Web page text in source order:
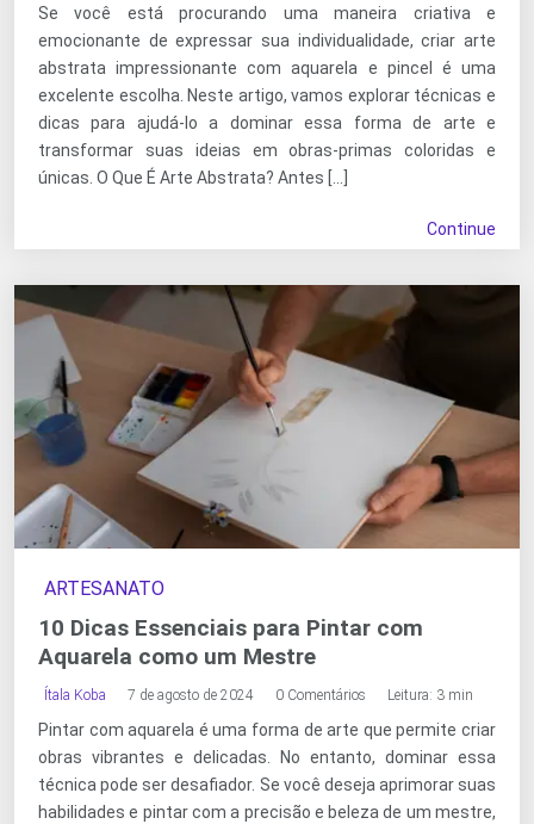
Se você está procurando uma maneira criativa e
emocionante de expressar sua individualidade, criar arte
abstrata impressionante com aquarela e pincel é uma
excelente escolha. Neste artigo, vamos explorar técnicas e
dicas para ajudá-lo a dominar essa forma de arte e
transformar suas ideias em obras-primas coloridas e
únicas. O Que É Arte Abstrata? Antes […]
Continue
ARTESANATO
10 Dicas Essenciais para Pintar com
Aquarela como um Mestre
Ítala Koba 7 de agosto de 2024 0 Comentários Leitura: 3 min
Pintar com aquarela é uma forma de arte que permite criar
obras vibrantes e delicadas. No entanto, dominar essa
técnica pode ser desafiador. Se você deseja aprimorar suas
habilidades e pintar com a precisão e beleza de um mestre,